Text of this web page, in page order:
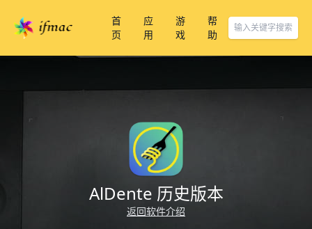
首
页
应
用
游
戏
帮
助
AlDente 历史版本
返回软件介绍